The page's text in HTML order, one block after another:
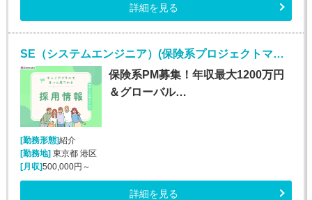
詳細を見る
SE（システムエンジニア）(保険系プロジェクトマネージャー/随時入社/正社員)
保険系PM募集！年収最大1200万円
＆グローバル…
[勤務形態]紹介
[勤務地]東京都 港区
[月収]500,000円～
詳細を見る